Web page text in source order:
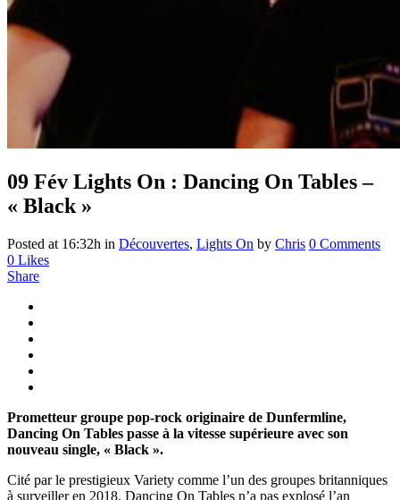
09 Fév Lights On : Dancing On Tables –
« Black »
Posted at 16:32h in Découvertes, Lights On by Chris 0 Comments
0 Likes
Share
Prometteur groupe pop-rock originaire de Dunfermline,
Dancing On Tables passe à la vitesse supérieure avec son
nouveau single, « Black ».
Cité par le prestigieux Variety comme l’un des groupes britanniques
à surveiller en 2018, Dancing On Tables n’a pas explosé l’an